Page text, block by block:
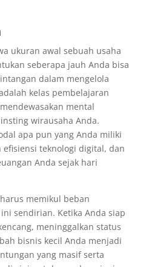
ukuran awal sebuah usaha
seberapa jauh Anda bisa
dalam mengelola
kelas pembelajaran
mental
wirausaha Anda.
apa pun yang Anda miliki
teknologi digital, dan
Anda sejak hari
memikul beban
sendirian. Ketika Anda siap
meninggalkan status
bisnis kecil Anda menjadi
yang masif serta